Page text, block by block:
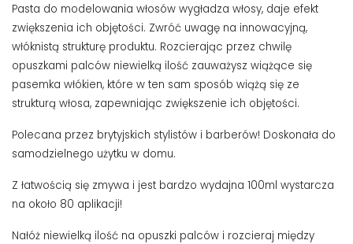
Pasta do modelowania włosów wygładza włosy, daje efekt
zwiększenia ich objętości. Zwróć uwagę na innowacyjną,
włóknistą strukturę produktu. Rozcierając przez chwilę
opuszkami palców niewielką ilość zauważysz wiążące się
pasemka włókien, które w ten sam sposób wiążą się ze
strukturą włosa, zapewniając zwiększenie ich objętości.
Polecana przez brytyjskich stylistów i barberów! Doskonała do
samodzielnego użytku w domu.
Z łatwością się zmywa i jest bardzo wydajna 100ml wystarcza
na około 80 aplikacji!
Nałóż niewielką ilość na opuszki palców i rozcieraj między